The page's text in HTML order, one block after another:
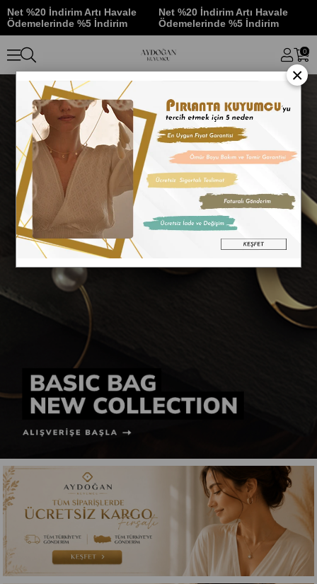
Net %20 İndirim Artı Havale
Ödemelerinde %5 İndirim
Net %20 İndirim Artı Havale
Ödemelerinde %5 İndirim
0
×